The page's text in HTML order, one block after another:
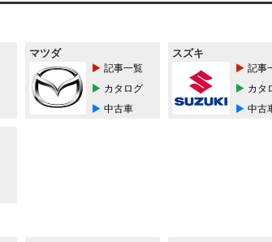
マツダ
記事一覧
カタログ
中古車
スズキ
記事
カタ
中古